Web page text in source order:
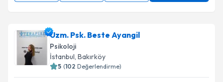
Uzm. Psk. Beste Ayangil
Psikoloji
İstanbul, Bakırköy
5 (102 Değerlendirme)